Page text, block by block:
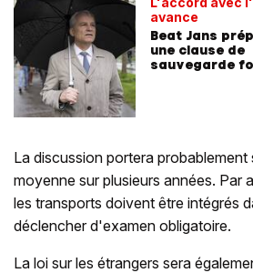
avance
Beat Jans
une clause de
sauvegarde
La discussion portera
moyenne sur plusieurs années. Par
les transports doivent être intégrés
déclencher d'examen obligatoire.
La loi sur les étrangers sera